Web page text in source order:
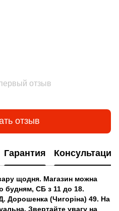
отзыв
отзыв
Гарантия Консультация
щодня. Магазин можна
будням, СБ з 11 до 18.
Дорошенка (Чигоріна) 49. На
Звертайте увагу на